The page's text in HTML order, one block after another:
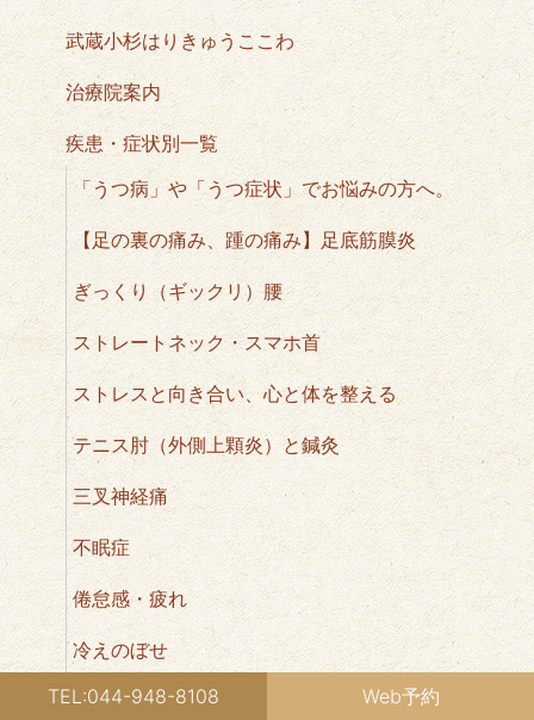
TEL:044-948-8108 Web予約
武蔵小杉はりきゅうここわ
治療院案内
疾患・症状別一覧
「うつ病」や「うつ症状」でお悩みの方へ。
【足の裏の痛み、踵の痛み】足底筋膜炎
ぎっくり（ギックリ）腰
ストレートネック・スマホ首
ストレスと向き合い、心と体を整える
テニス肘（外側上顆炎）と鍼灸
三叉神経痛
不眠症
倦怠感・疲れ
冷えのぼせ
動悸/息切れ